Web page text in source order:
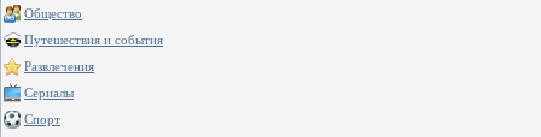
Общество
Путешествия и события
Развлечения
Сериалы
Спорт